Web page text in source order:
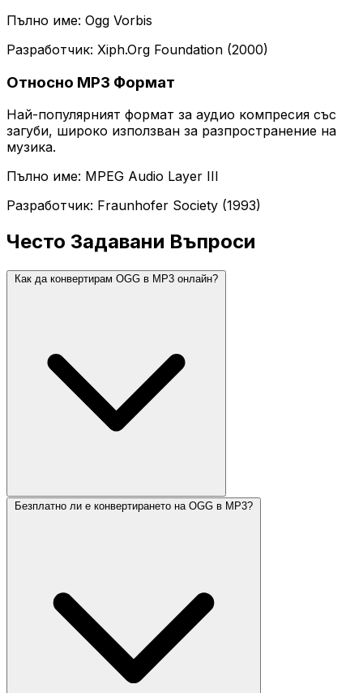
Пълно име: Ogg Vorbis
Разработчик: Xiph.Org Foundation (2000)
Относно MP3 Формат
Най-популярният формат за аудио компресия със
загуби, широко използван за разпространение на
музика.
Пълно име: MPEG Audio Layer III
Разработчик: Fraunhofer Society (1993)
Често Задавани Въпроси
Как да конвертирам OGG в MP3 онлайн?
Безплатно ли е конвертирането на OGG в MP3?